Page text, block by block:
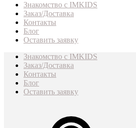
Знакомство с IMKIDS
Заказ/Доставка
Контакты
Блог
Оставить заявку
Знакомство с IMKIDS
Заказ/Доставка
Контакты
Блог
Оставить заявку